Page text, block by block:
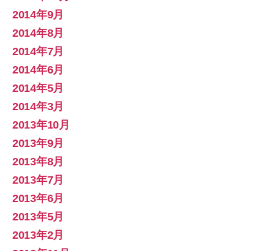
2014年9月
2014年8月
2014年7月
2014年6月
2014年5月
2014年3月
2013年10月
2013年9月
2013年8月
2013年7月
2013年6月
2013年5月
2013年2月